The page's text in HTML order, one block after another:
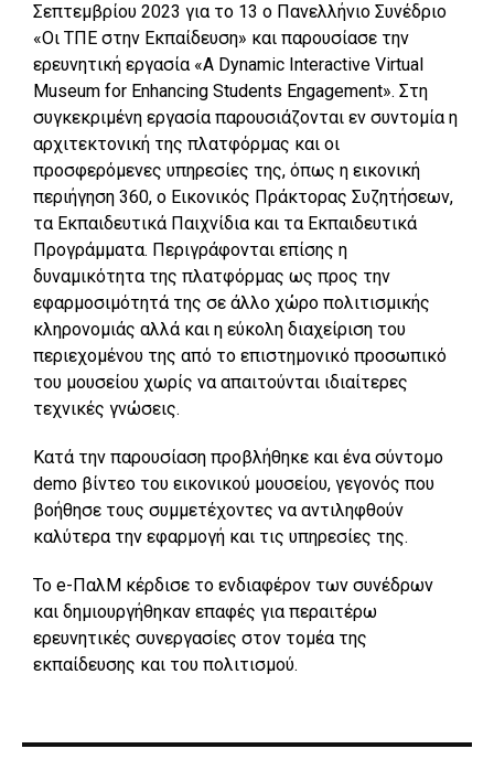
Σεπτεμβρίου 2023 για το 13 ο Πανελλήνιο Συνέδριο
«Οι ΤΠΕ στην Εκπαίδευση» και παρουσίασε την
ερευνητική εργασία «A Dynamic Interactive Virtual
Museum for Enhancing Students Engagement». Στη
συγκεκριμένη εργασία παρουσιάζονται εν συντομία η
αρχιτεκτονική της πλατφόρμας και οι
προσφερόμενες υπηρεσίες της, όπως η εικονική
περιήγηση 360, ο Εικονικός Πράκτορας Συζητήσεων,
τα Εκπαιδευτικά Παιχνίδια και τα Εκπαιδευτικά
Προγράμματα. Περιγράφονται επίσης η
δυναμικότητα της πλατφόρμας ως προς την
εφαρμοσιμότητά της σε άλλο χώρο πολιτισμικής
κληρονομιάς αλλά και η εύκολη διαχείριση του
περιεχομένου της από το επιστημονικό προσωπικό
του μουσείου χωρίς να απαιτούνται ιδιαίτερες
τεχνικές γνώσεις.
Κατά την παρουσίαση προβλήθηκε και ένα σύντομο
demo βίντεο του εικονικού μουσείου, γεγονός που
βοήθησε τους συμμετέχοντες να αντιληφθούν
καλύτερα την εφαρμογή και τις υπηρεσίες της.
Το e-ΠαλΜ κέρδισε το ενδιαφέρον των συνέδρων
και δημιουργήθηκαν επαφές για περαιτέρω
ερευνητικές συνεργασίες στον τομέα της
εκπαίδευσης και του πολιτισμού.